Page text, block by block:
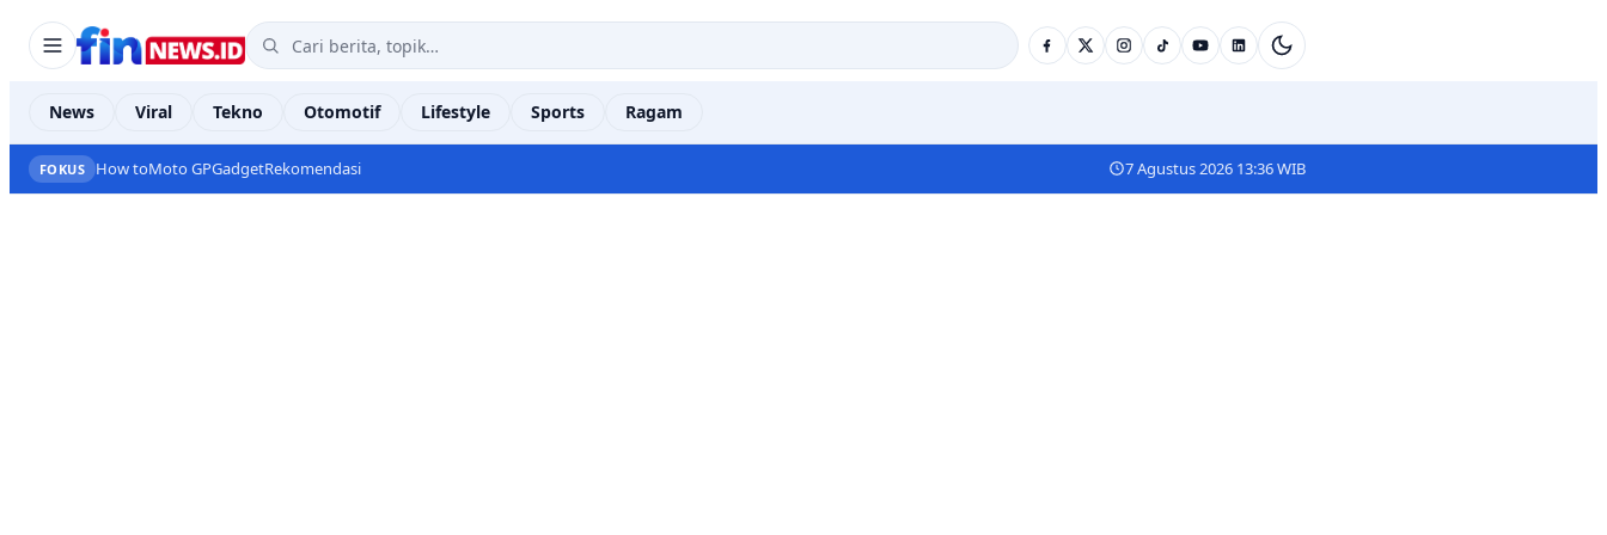
News Viral Tekno Otomotif Lifestyle Sports Ragam
FOKUS How toMoto GPGadgetRekomendasi 7 Agustus 2026 13:36 WIB